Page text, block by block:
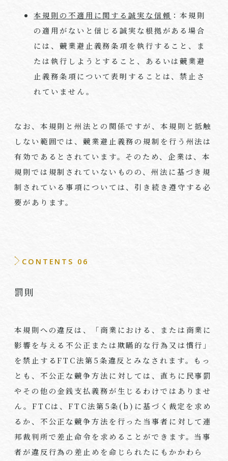
本規則の不適用に関する誠実な信頼 ：本規則
の適用がないと信じる誠実な根拠がある場合
には、競業避止義務条項を執行すること、ま
たは執行しようとすること、あるいは競業避
止義務条項について表明することは、禁止さ
れていません。
なお、本規則と州法との関係ですが、本規則と抵触
しない範囲では、競業避止義務の規制を行う州法は
有効であるとされています。そのため、企業は、本
規則では規制されていないものの、州法に基づき規
制されている事項については、引き続き遵守する必
要があります。
CONTENTS 06
罰則
本規則への違反は、「商業における、または商業に
影響を与える不公正または欺瞞的な行為又は慣行」
を禁止するFTC法第5条違反とみなされます。もっ
とも、不公正な競争方法に対しては、直ちに民事罰
やその他の金銭支払義務が生じるわけではありませ
ん。 FTCは、FTC法第5条(b) に基づく裁定を求め
るか、不公正な競争方法を行った当事者に対して連
邦裁判所で差止命令を求めることができます。当事
者が違反行為の差止めを命じられたにもかかわら